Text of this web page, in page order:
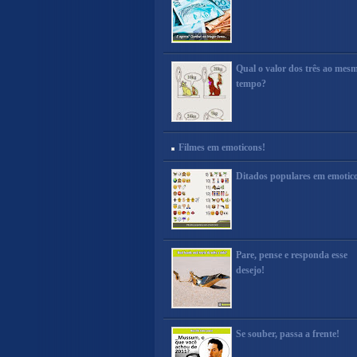
Qual o valor dos três ao
tempo?
Filmes em emoticons!
Ditados populares em
Pare, pense e responda esse
desejo!
Se souber, passa a frente!